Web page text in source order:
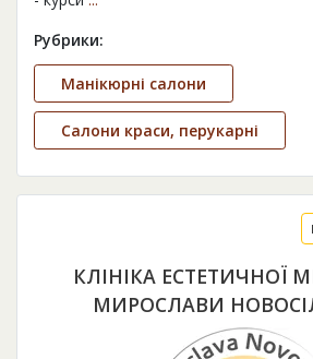
Рубрики:
Манікюрні салони
Салони краси, перукарні
КЛІНІКА ЕСТЕТИЧНОЇ
МИРОСЛАВИ